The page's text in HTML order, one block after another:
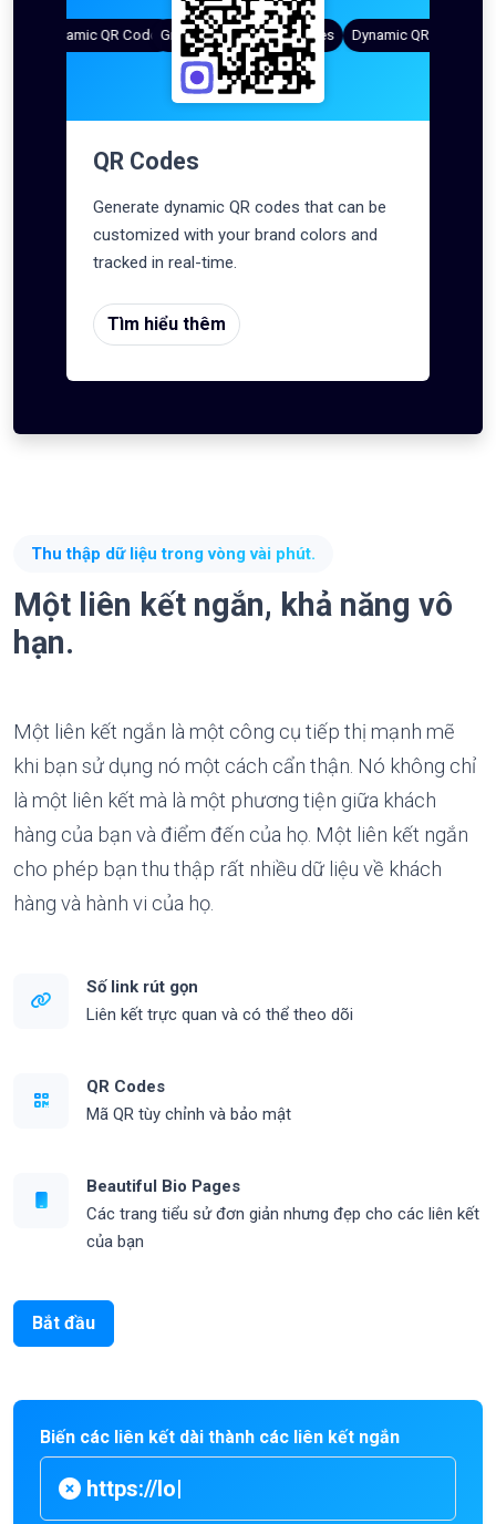
Dynamic QR Codes Custom Frames
Gradient Color QR Styles Dynamic QR Codes
QR Codes
Generate dynamic QR codes that can be
customized with your brand colors and
tracked in real-time.
Tìm hiểu thêm
Thu thập dữ liệu trong vòng vài phút.
Một liên kết ngắn, khả năng vô
hạn.
Một liên kết ngắn là một công cụ tiếp thị mạnh mẽ
khi bạn sử dụng nó một cách cẩn thận. Nó không chỉ
là một liên kết mà là một phương tiện giữa khách
hàng của bạn và điểm đến của họ. Một liên kết ngắn
cho phép bạn thu thập rất nhiều dữ liệu về khách
hàng và hành vi của họ.
Số link rút gọn
Liên kết trực quan và có thể theo dõi
QR Codes
Mã QR tùy chỉnh và bảo mật
Beautiful Bio Pages
Các trang tiểu sử đơn giản nhưng đẹp cho các liên kết
của bạn
Bắt đầu
Biến các liên kết dài thành các liên kết ngắn
ht|